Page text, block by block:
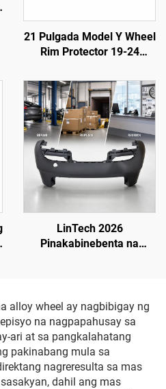
21 Pulgada Model Y Wheel
Rim Protector 19-24
LinTech 2026
Pinakabinebenta na
1582571-SC-C
alloy wheel ay nagbibigay ng
na nagpapahusay sa
ari at sa pangkalahatang
pakinabang mula sa
nagreresulta sa mas
dahil ang mas